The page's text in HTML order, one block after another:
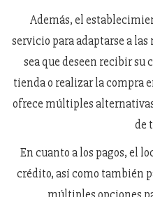
Además, el
servicio para adaptarse a las
sea que deseen recibir su
tienda o realizar la compra
ofrece múltiples
de
En cuanto a los pagos, el
crédito, así como también